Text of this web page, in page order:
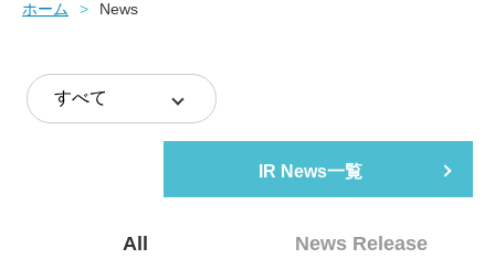
ホーム > News
IR News一覧
All News Release